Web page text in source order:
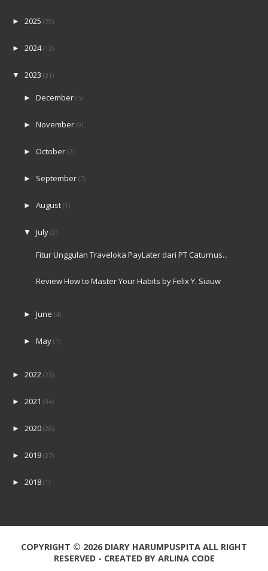
► 2025 (79)
► 2024(13)
▼ 2023 (31)
►December(5)
►November(9)
► October(2)
► September(7)
►August(1)
▼July(2)
Fitur Unggulan Traveloka PayLater dari PT Caturnus...
Review How to Master Your Habits by Felix Y. Siauw
►June(4)
►May(1)
► 2022 (23)
► 2021 (34)
► 2020 (28)
► 2019 (27)
► 2018 (1)
COPYRIGHT © 2026 DIARY HARUMPUSPITA ALL RIGHT
RESERVED - CREATED BY ARLINA CODE